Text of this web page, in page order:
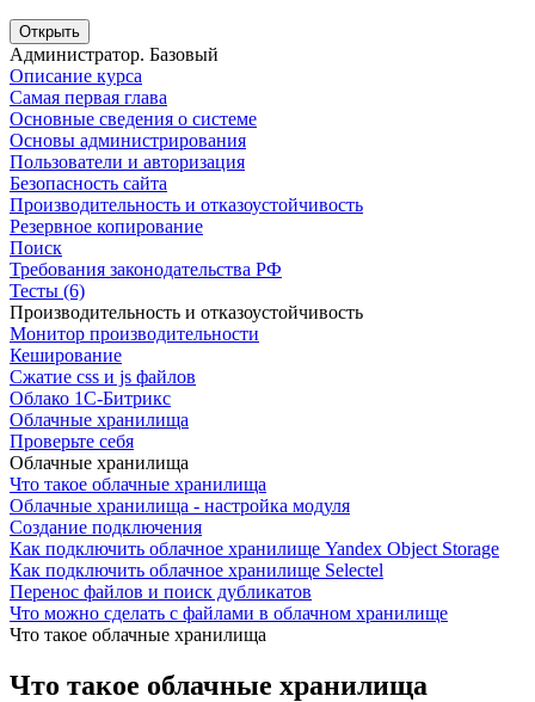
Открыть
Администратор. Базовый
Описание курса
Самая первая глава
Основные сведения о системе
Основы администрирования
Пользователи и авторизация
Безопасность сайта
Производительность и отказоустойчивость
Резервное копирование
Поиск
Требования законодательства РФ
Тесты (6)
Производительность и отказоустойчивость
Монитор производительности
Кеширование
Сжатие css и js файлов
Облако 1С-Битрикс
Облачные хранилища
Проверьте себя
Облачные хранилища
Что такое облачные хранилища
Облачные хранилища - настройка модуля
Создание подключения
Как подключить облачное хранилище Yandex Object Storage
Как подключить облачное хранилище Selectel
Перенос файлов и поиск дубликатов
Что можно сделать с файлами в облачном хранилище
Что такое облачные хранилища
Что такое облачные хранилища